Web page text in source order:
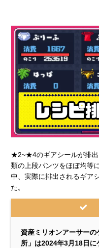
★2~★4のギアシールが排出
類の上段パンツをほぼ均等
中、実際に排出されるギア
た。
資産ミリオンアーサー
所」は2024年3月18日に